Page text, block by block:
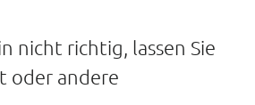
nicht richtig, lassen Sie
oder andere